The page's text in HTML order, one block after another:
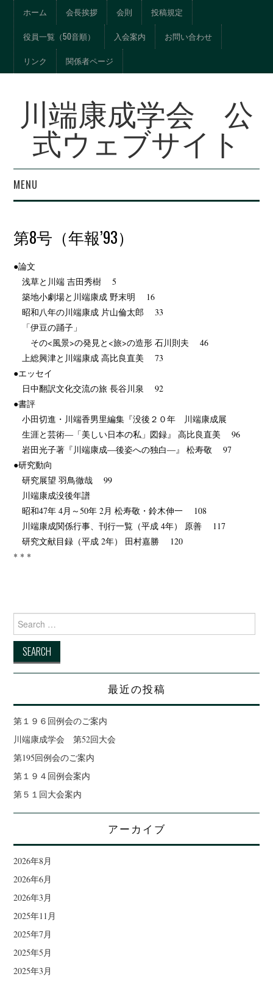
ホーム 会長挨拶 会則 投稿規定
役員一覧（50音順） 入会案内 お問い合わせ
リンク 関係者ページ
川端康成学会 公
式ウェブサイト
MENU
界』総目次
例会・大会の記録
会報
第8号（年報’93）
●論文
浅草と川端 吉田秀樹 5
築地小劇場と川端康成 野末明 16
昭和八年の川端康成 片山倫太郎 33
「伊豆の踊子」
その<風景>の発見と<旅>の造形 石川則夫 46
上総興津と川端康成 高比良直美 73
●エッセイ
日中翻訳文化交流の旅 長谷川泉 92
●書評
小田切進・川端香男里編集『没後２０年 川端康成展
生涯と芸術―「美しい日本の私」図録』 高比良直美 96
岩田光子著『川端康成―後姿への独白―』 松寿敬 97
●研究動向
研究展望 羽鳥徹哉 99
川端康成没後年譜
昭和47年 4月～50年 2月 松寿敬・鈴木伸一 108
川端康成関係行事、刊行一覧（平成 4年） 原善 117
研究文献目録（平成 2年） 田村嘉勝 120
* * *
Search for:
最近の投稿
第１９６回例会のご案内
川端康成学会 第52回大会
第195回例会のご案内
第１９４回例会案内
第５１回大会案内
アーカイブ
2026年8月
2026年6月
2026年3月
2025年11月
2025年7月
2025年5月
2025年3月